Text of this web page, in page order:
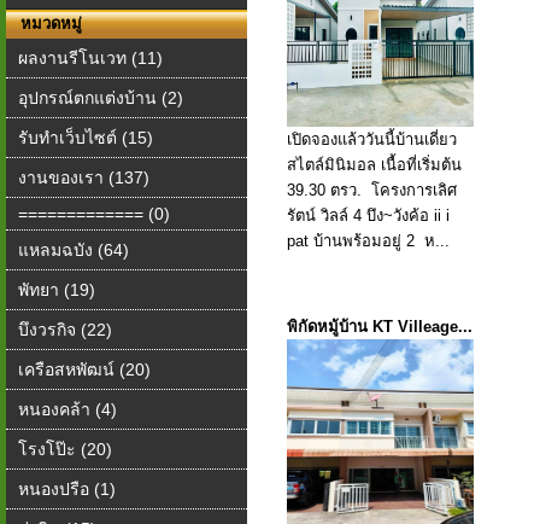
หมวดหมู่
ผลงานรีโนเวท (11)
อุปกรณ์ตกแต่งบ้าน (2)
รับทำเว็บไซต์ (15)
งานของเรา (137)
============= (0)
แหลมฉบัง (64)
พัทยา (19)
บึงวรกิจ (22)
เครือสหพัฒน์ (20)
หนองคล้า (4)
โรงโป๊ะ (20)
หนองปรือ (1)
เปิดจองแล้ววันนี้บ้านเดี่ยว
สไตล์มินิมอล เนื้อที่เริ่มต้น
39.30 ตรว. ️ โครงการเลิศ
รัตน์ วิลล์ 4 บึง~วังค้อ ii i
pat บ้านพร้อมอยู่ 2 ️ ห...
พิกัดหมู้บ้าน KT Villeage...